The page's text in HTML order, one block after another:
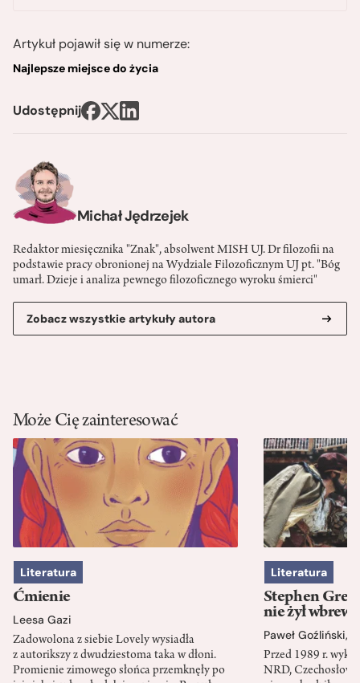
Michał Jędrzejek
Redaktor miesięcznika "Znak", absolwent MISH UJ. Dr filozofii na
podstawie pracy obronionej na Wydziale Filozoficznym UJ pt. "Bóg
umarł. Dzieje i analiza pewnego filozoficznego wyroku śmierci"
Zobacz wszystkie artykuły autora
Artykuł pojawił się w numerze:
Najlepsze miejsce do życia
Udostępnij
Może Cię zainteresować
Literatura
Ćmienie
Leesa Gazi
Zadowolona z siebie Lovely wysiadła
z autorikszy z dwudziestoma taka w dłoni.
Promienie zimowego słońca przemknęły po
Literatura
Stephen
nie żył wbrew
Paweł Goźliński,
Przed 1989 r.
NRD,